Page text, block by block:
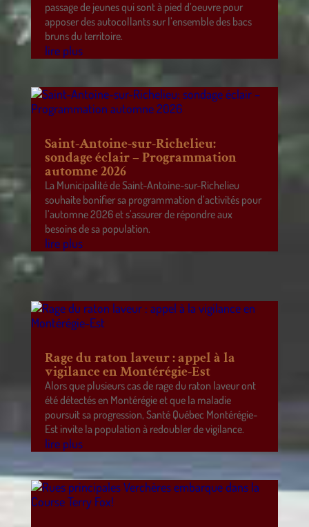
passage de jeunes qui sont à pied d’oeuvre pour
apposer des autocollants sur l’ensemble des bacs
bruns du territoire.
lire plus
Saint-Antoine-sur-Richelieu:
sondage éclair – Programmation
automne 2026
La Municipalité de Saint-Antoine-sur-Richelieu
souhaite bonifier sa programmation d’activités pour
l’automne 2026 et s’assurer de répondre aux
besoins de sa population.
lire plus
Rage du raton laveur : appel à la
vigilance en Montérégie-Est
Alors que plusieurs cas de rage du raton laveur ont
été détectés en Montérégie et que la maladie
poursuit sa progression, Santé Québec Montérégie-
Est invite la population à redoubler de vigilance.
lire plus